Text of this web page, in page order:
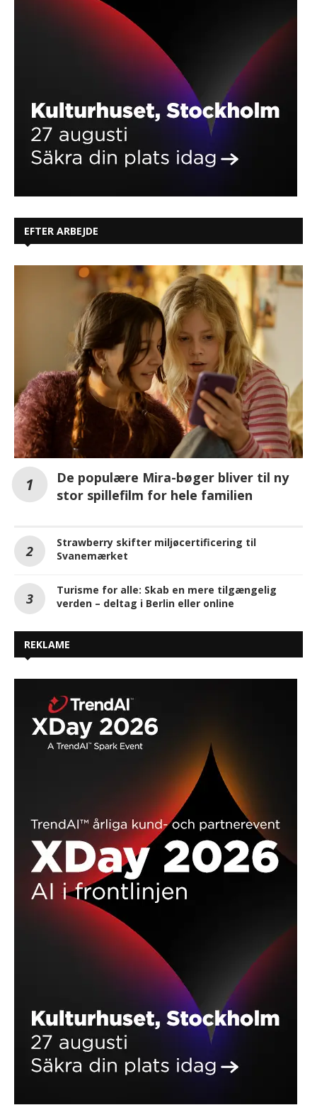
EFTER ARBEJDE
De populære Mira-bøger bliver til ny
stor spillefilm for hele familien
Strawberry skifter miljøcertificering til
Svanemærket
Turisme for alle: Skab en mere tilgængelig
verden – deltag i Berlin eller online
REKLAME